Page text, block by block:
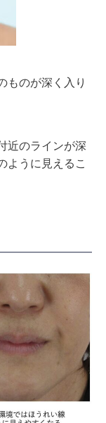
ものが深く入り
近のラインが深
ように見えるこ